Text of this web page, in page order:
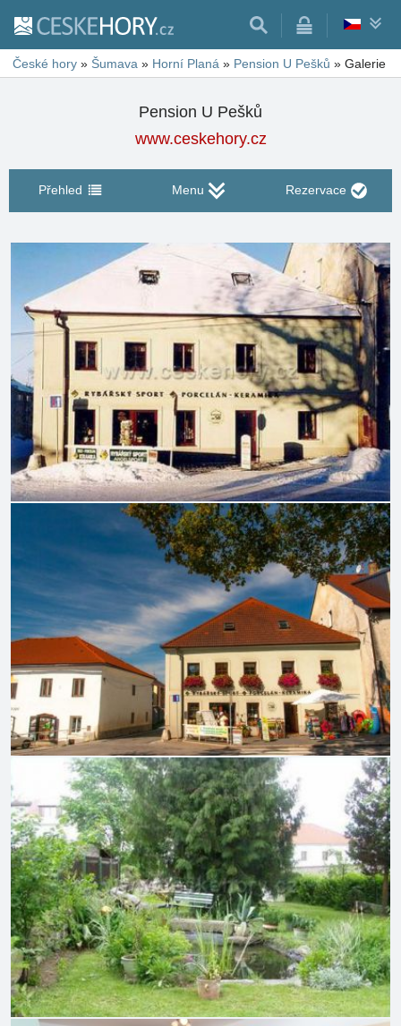
České hory » Šumava » Horní Planá » Pension U Pešků » Galerie
Pension U Pešků
www.ceskehory.cz
Přehled Menu Rezervace